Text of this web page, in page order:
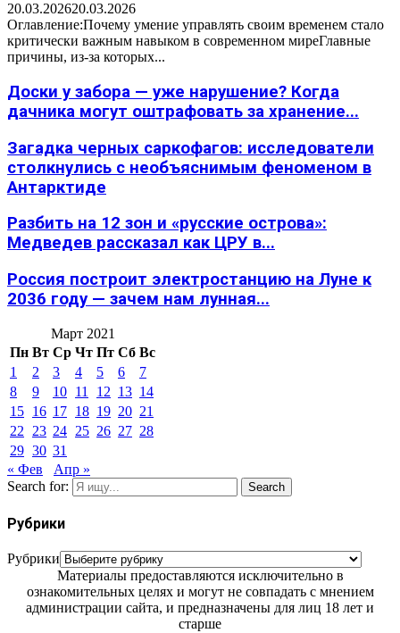
20.03.202620.03.2026
Оглавление:Почему умение управлять своим временем стало
критически важным навыком в современном миреГлавные
причины, из-за которых...
Доски у забора — уже нарушение? Когда
дачника могут оштрафовать за хранение...
Загадка черных саркофагов: исследователи
столкнулись с необъяснимым феноменом в
Антарктиде
Разбить на 12 зон и «русские острова»:
Медведев рассказал как ЦРУ в...
Россия построит электростанцию на Луне к
2036 году — зачем нам лунная...
Март 2021
Пн Вт Ср Чт Пт Сб Вс
1
2 3 4 5 6
7
8
9 10 11 12 13 14
15 16 17 18 19 20 21
22
23 24 25 26 27 28
29 30 31
« Фев
Апр »
Search for:
Search
Рубрики
Рубрики
Материалы предоставляются исключительно в
ознакомительных целях и могут не совпадать с мнением
администрации сайта, и предназначены для лиц 18 лет и
старше